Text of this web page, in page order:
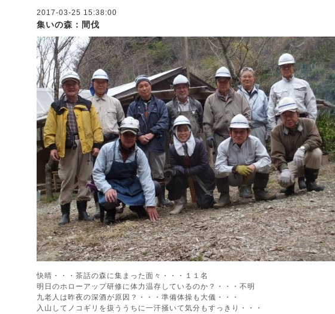
2017-03-25 15:38:00
集いの森：間伐
快晴・・・茶話の森に集まった面々・・・１１名
明日のホローアップ研修に体力温存しているのか？・・・不明
九老人は昨夜の深酒が原因？・・・準備体操も大儀・・・
入山してノコギリを扱ううちに一汗掻いて気分もすっきり・・・